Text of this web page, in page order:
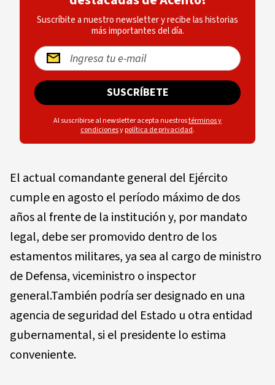
Suscríbite a nuestro newsletter y recibe las historias
más importantes del día.
SUSCRÍBETE
Al suscribirse al newsletter acepta nuestrostérminos y
condicionesypolítica de privacidad.
El actual comandante general del Ejército
cumple en agosto el período máximo de dos
años al frente de la institución y, por mandato
legal, debe ser promovido dentro de los
estamentos militares, ya sea al cargo de ministro
de Defensa, viceministro o inspector
general.También podría ser designado en una
agencia de seguridad del Estado u otra entidad
gubernamental, si el presidente lo estima
conveniente.